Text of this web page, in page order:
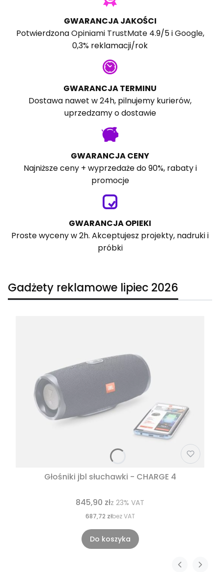
GWARANCJA JAKOŚCI
PotwierdzonaOpiniami TrustMate4.9/5 iGoogle,
0,3% reklamacji/rok
GWARANCJA TERMINU
Dostawa nawet w 24h, pilnujemy kurierów,
uprzedzamy o dostawie
GWARANCJA CENY
Najniższe ceny + wyprzedaże do 90%, rabaty i
promocje
GWARANCJA OPIEKI
Proste wyceny w 2h. Akceptujesz projekty, nadruki i
próbki
Gadżety reklamowe lipiec 2026
Głośniki jbl słuchawki - CHARGE 4
845,90 złz 23% VAT
687,72 złbez VAT
Do koszyka